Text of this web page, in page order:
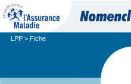
LPP > Fiche